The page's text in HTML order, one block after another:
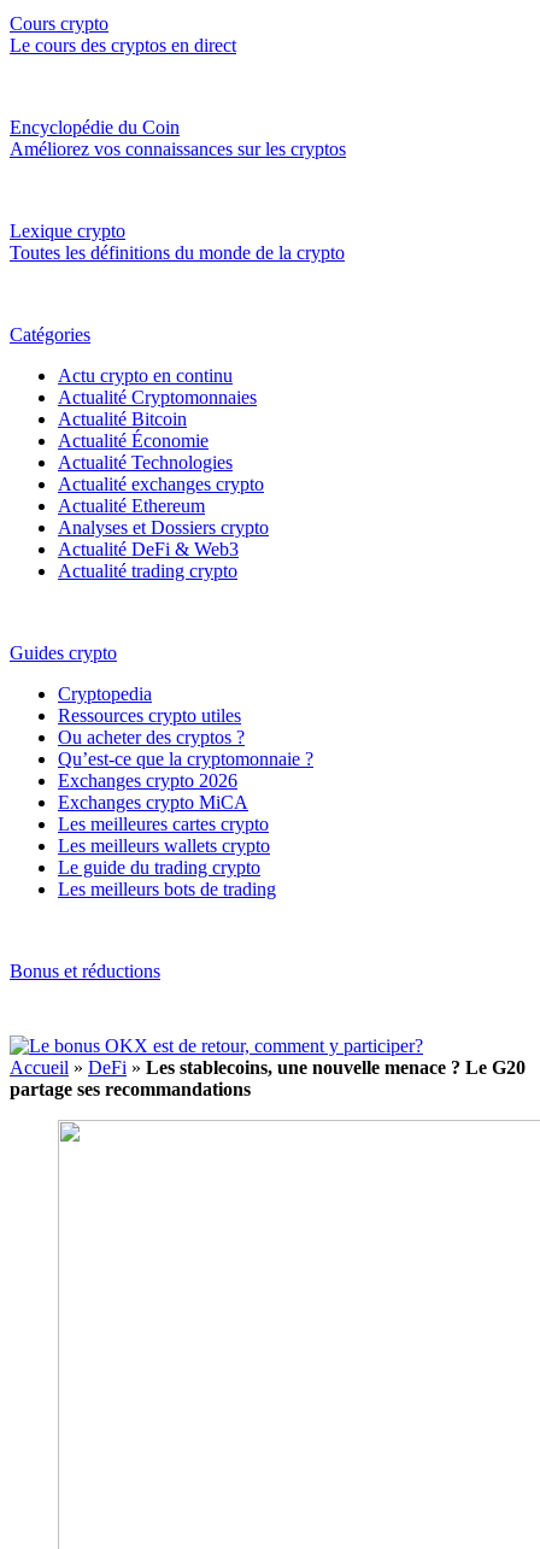
Cours crypto
Le cours des cryptos en direct
Encyclopédie du Coin
Améliorez vos connaissances sur les cryptos
Lexique crypto
Toutes les définitions du monde de la crypto
Catégories
Actu crypto en continu
Actualité Cryptomonnaies
Actualité Bitcoin
Actualité Économie
Actualité Technologies
Actualité exchanges crypto
Actualité Ethereum
Analyses et Dossiers crypto
Actualité DeFi & Web3
Actualité trading crypto
Guides crypto
Cryptopedia
Ressources crypto utiles
Ou acheter des cryptos ?
Qu’est-ce que la cryptomonnaie ?
Exchanges crypto 2026
Exchanges crypto MiCA
Les meilleures cartes crypto
Les meilleurs wallets crypto
Le guide du trading crypto
Les meilleurs bots de trading
Bonus et réductions
Accueil » DeFi » Les stablecoins, une nouvelle menace ? Le G20
partage ses recommandations